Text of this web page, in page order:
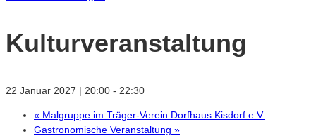
Kulturveranstaltung
22 Januar 2027 | 20:00 - 22:30
« Malgruppe im Träger-Verein Dorfhaus Kisdorf e.V.
Gastronomische Veranstaltung »